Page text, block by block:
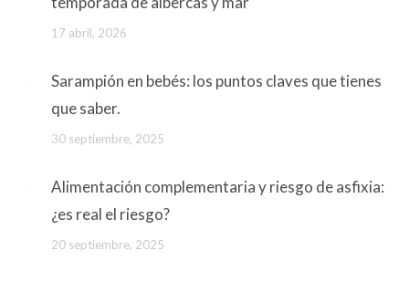
17 abril, 2026
Sarampión en bebés: los puntos claves que tienes
que saber.
30 septiembre, 2025
Alimentación complementaria y riesgo de asfixia:
¿es real el riesgo?
20 septiembre, 2025